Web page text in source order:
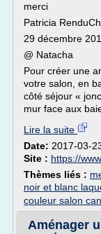
merci
Patricia
29 décembre
@ Natacha
Pour créer une
votre salon, en
côté séjour «
mur face aux
Lire la suite
Date: 2017-03-
Site : https://
Thèmes liés :
noir et blanc
couleur salon
Aménager